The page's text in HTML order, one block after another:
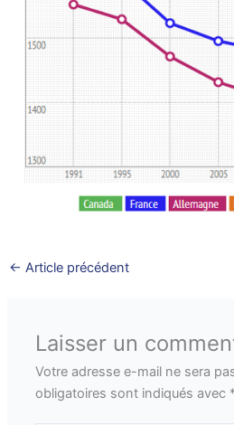
← Article précédent
Laisser un
Votre adresse e-mail ne sera
obligatoires sont indiqués avec